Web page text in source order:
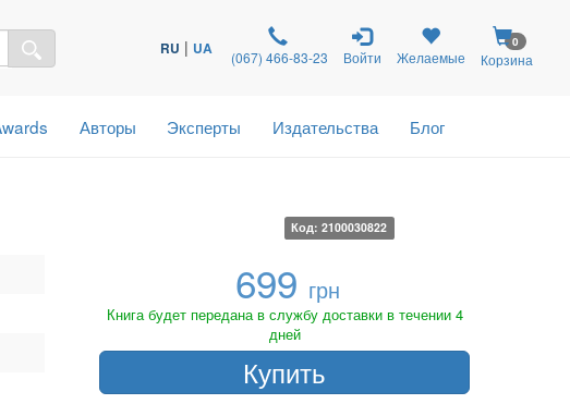
RU | UA (067) 466-83-23 Войти Желаемые
0
Корзина
Авторы Эксперты Издательства Блог
Код: 2100030822
699 грн
Книга будет передана в службу доставки в течении 4
дней
Купить